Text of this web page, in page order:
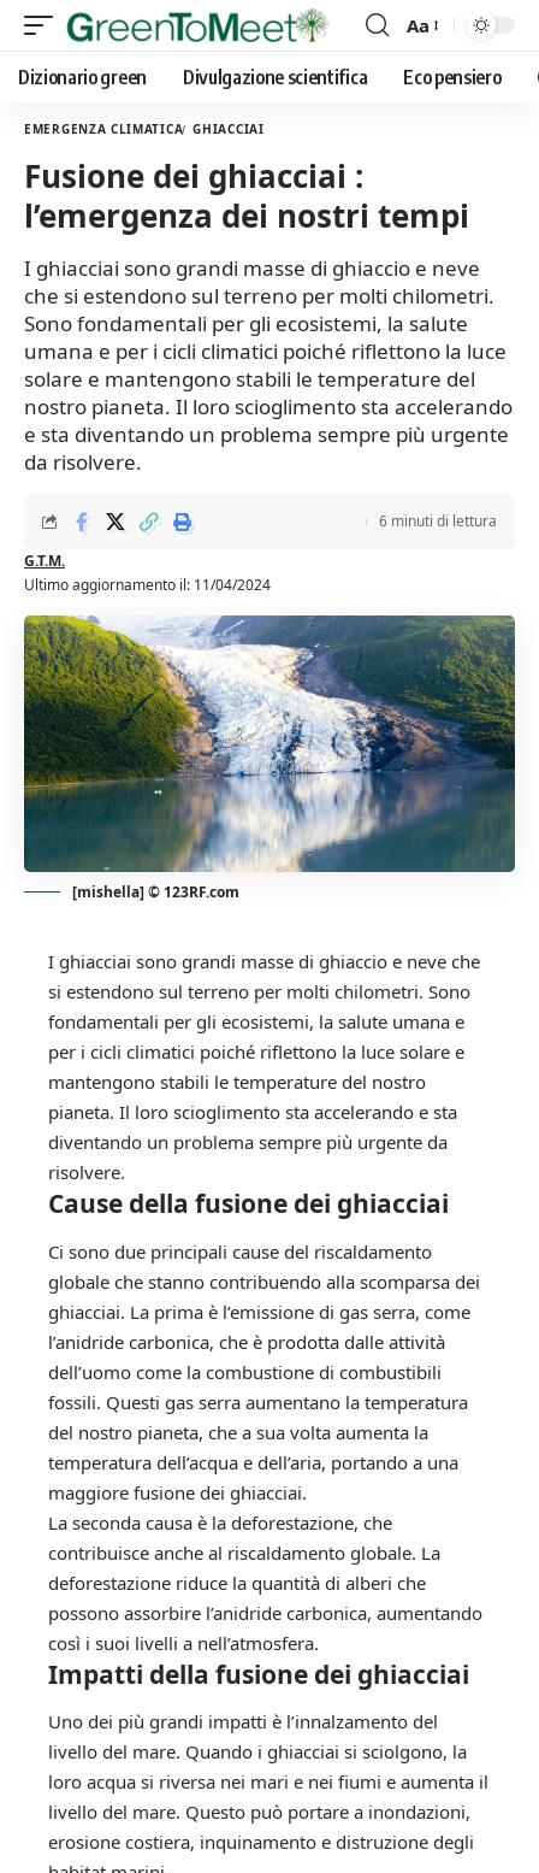
Font
Resizer
Aa
Dizionario green Divulgazione scientifica Eco pensiero
EMERGENZA CLIMATICA GHIACCIAI
Fusione dei ghiacciai :
l’emergenza dei nostri tempi
I ghiacciai sono grandi masse di ghiaccio e neve
che si estendono sul terreno per molti chilometri.
Sono fondamentali per gli ecosistemi, la salute
umana e per i cicli climatici poiché riflettono la luce
solare e mantengono stabili le temperature del
nostro pianeta. Il loro scioglimento sta accelerando
e sta diventando un problema sempre più urgente
da risolvere.
Ultimo aggiornamento il: 11/04/2024
G.T.M.
6 minuti di lettura
[mishella] © 123RF.com
I ghiacciai sono grandi masse di ghiaccio e neve che
si estendono sul terreno per molti chilometri. Sono
fondamentali per gli ecosistemi, la salute umana e
per i cicli climatici poiché riflettono la luce solare e
mantengono stabili le temperature del nostro
pianeta. Il loro scioglimento sta accelerando e sta
diventando un problema sempre più urgente da
risolvere.
Cause della fusione dei ghiacciai
Ci sono due principali cause del riscaldamento
globale che stanno contribuendo alla scomparsa dei
ghiacciai. La prima è l’emissione di gas serra, come
l’anidride carbonica, che è prodotta dalle attività
dell’uomo come la combustione di combustibili
fossili. Questi gas serra aumentano la temperatura
del nostro pianeta, che a sua volta aumenta la
temperatura dell’acqua e dell’aria, portando a una
maggiore fusione dei ghiacciai.
La seconda causa è la deforestazione, che
contribuisce anche al riscaldamento globale. La
deforestazione riduce la quantità di alberi che
possono assorbire l’anidride carbonica, aumentando
così i suoi livelli a nell’atmosfera.
Impatti della fusione dei ghiacciai
Uno dei più grandi impatti è l’innalzamento del
livello del mare. Quando i ghiacciai si sciolgono, la
loro acqua si riversa nei mari e nei fiumi e aumenta il
livello del mare. Questo può portare a inondazioni,
erosione costiera, inquinamento e distruzione degli